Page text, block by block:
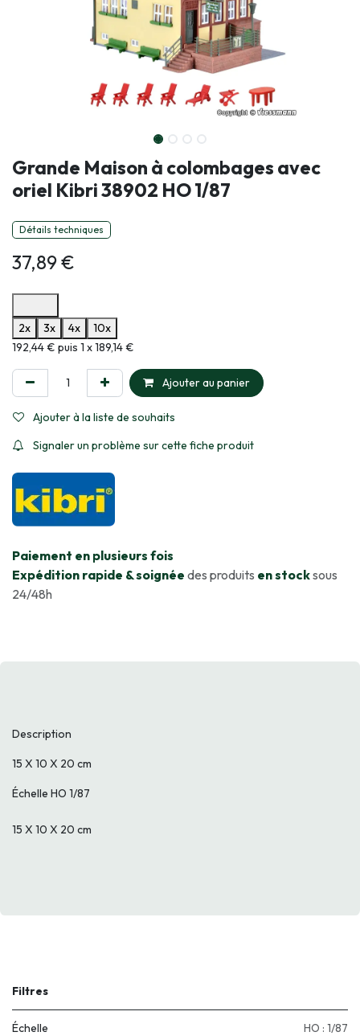
Grande Maison à colombages avec
oriel Kibri 38902 HO 1/87
Détails techniques
37,89€
2x
3x 4x
10x
Informations sur le plan de paiement sélectionné
192,44 € puis 1 x 189,14 €
Ajouter au panier
Ajouter à la liste de souhaits
Signaler un problème sur cette fiche produit
​Paiement en plusieurs fois
Expédition rapide & soignée des produits en stocksous
24/48h
Description
15 X 10 X 20 cm
Échelle HO 1/87
15 X 10 X 20 cm
Filtres
Échelle HO : 1/87